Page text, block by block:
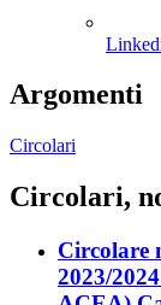
Argomenti
Circolari
Circolari,
Circolare
2023/